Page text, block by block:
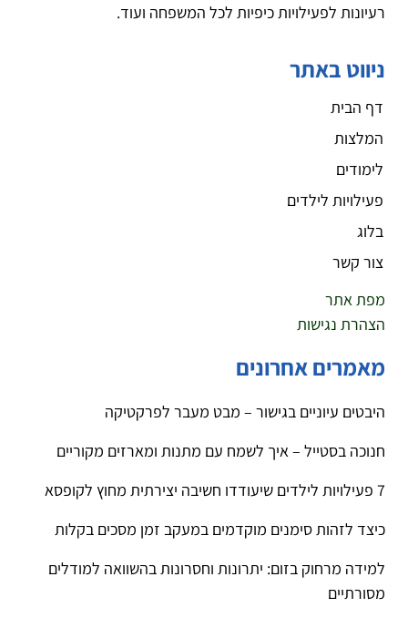
רעיונות לפעילויות כיפיות לכל המשפחה ועוד.
ניווט באתר
דף הבית
המלצות
לימודים
פעילויות לילדים
בלוג
צור קשר
מפת אתר
הצהרת נגישות
מאמרים אחרונים
היבטים עיוניים בגישור – מבט מעבר לפרקטיקה
חנוכה בסטייל – איך לשמח עם מתנות ומארזים מקוריים
7 פעילויות לילדים שיעודדו חשיבה יצירתית מחוץ לקופסא
כיצד לזהות סימנים מוקדמים במעקב זמן מסכים בקלות
למידה מרחוק בזום: יתרונות וחסרונות בהשוואה למודלים
מסורתיים